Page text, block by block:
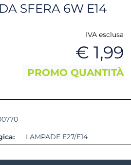
SFERA 6W E14
IVA esclusa
€ 1,99
PROMO QUANTITÀ
LAMPADE E27/E14